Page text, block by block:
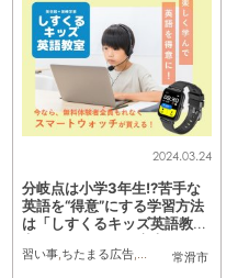
知多市,半田市
カフェ,スイーツ,テイクアウト ちたまるスタ
常滑市
2024.03.24
分岐点は小学3年生!?苦手な
英語を“得意”にする学習方法
は「しすくるキッズ英語教
習い事,ちたまる広告,親子